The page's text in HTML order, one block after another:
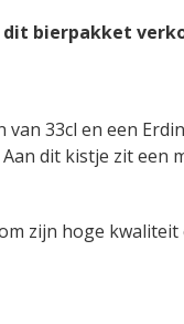
bierpakket
33cl en een
dit kistje zit een
zijn hoge